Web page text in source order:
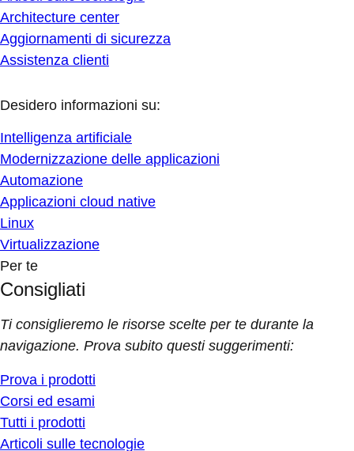
Architecture center
Aggiornamenti di sicurezza
Assistenza clienti
Desidero informazioni su:
Intelligenza artificiale
Modernizzazione delle applicazioni
Automazione
Applicazioni cloud native
Linux
Virtualizzazione
Per te
Consigliati
Ti consiglieremo le risorse scelte per te durante la
navigazione. Prova subito questi suggerimenti:
Prova i prodotti
Corsi ed esami
Tutti i prodotti
Articoli sulle tecnologie